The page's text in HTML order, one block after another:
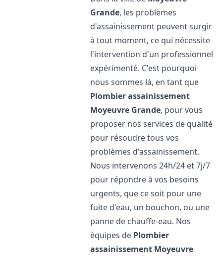
Grande, les problèmes
d'assainissement peuvent surgir
à tout moment, ce qui nécessite
l'intervention d'un professionnel
expérimenté. C'est pourquoi
nous sommes là, en tant que
Plombier assainissement
Moyeuvre Grande, pour vous
proposer nos services de qualité
pour résoudre tous vos
problèmes d'assainissement.
Nous intervenons 24h/24 et 7j/7
pour répondre à vos besoins
urgents, que ce soit pour une
fuite d'eau, un bouchon, ou une
panne de chauffe-eau. Nos
équipes de Plombier
assainissement Moyeuvre